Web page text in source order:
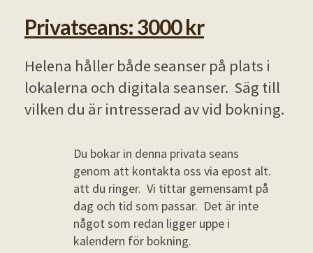
Privatseans: 3000 kr
Helena håller både seanser på plats i
lokalerna och digitala seanser. Säg till
vilken du är intresserad av vid bokning.
Du bokar in denna privata seans
genom att kontakta oss via epost alt.
att du ringer. Vi tittar gemensamt på
dag och tid som passar. Det är inte
något som redan ligger uppe i
kalendern för bokning.